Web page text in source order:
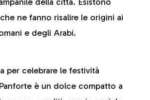
ne fanno risalire le origini ai
e degli Arabi.
per celebrare le festività
è un dolce compatto a